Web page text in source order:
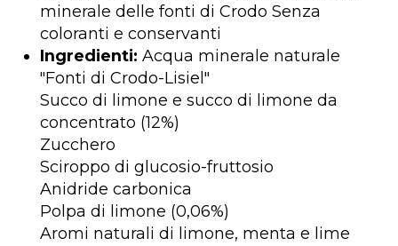
minerale delle fonti di Crodo Senza
coloranti e conservanti
Ingredienti: Acqua minerale naturale
"Fonti di Crodo-Lisiel"
Succo di limone e succo di limone da
concentrato (12%)
Zucchero
Sciroppo di glucosio-fruttosio
Anidride carbonica
Polpa di limone (0,06%)
Aromi naturali di limone, menta e lime